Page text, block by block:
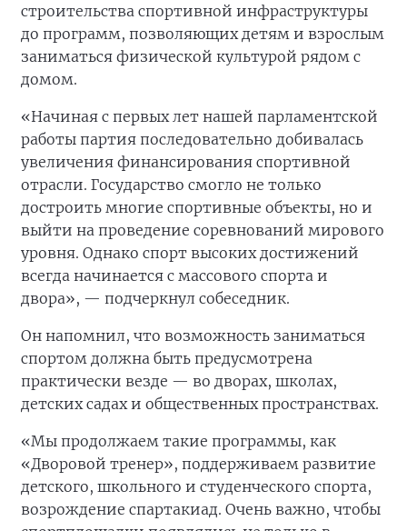
строительства спортивной инфраструктуры
до программ, позволяющих детям и взрослым
заниматься физической культурой рядом с
домом.
«Начиная с первых лет нашей парламентской
работы партия последовательно добивалась
увеличения финансирования спортивной
отрасли. Государство смогло не только
достроить многие спортивные объекты, но и
выйти на проведение соревнований мирового
уровня. Однако спорт высоких достижений
всегда начинается с массового спорта и
двора», — подчеркнул собеседник.
Он напомнил, что возможность заниматься
спортом должна быть предусмотрена
практически везде — во дворах, школах,
детских садах и общественных пространствах.
«Мы продолжаем такие программы, как
«Дворовой тренер», поддерживаем развитие
детского, школьного и студенческого спорта,
возрождение спартакиад. Очень важно, чтобы